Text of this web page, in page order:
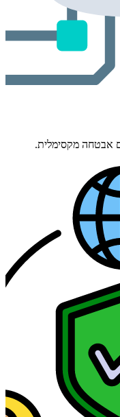
אבטחה מקסימלית.